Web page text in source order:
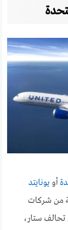
أو يونايتد
من شركات
تحالف ستار،